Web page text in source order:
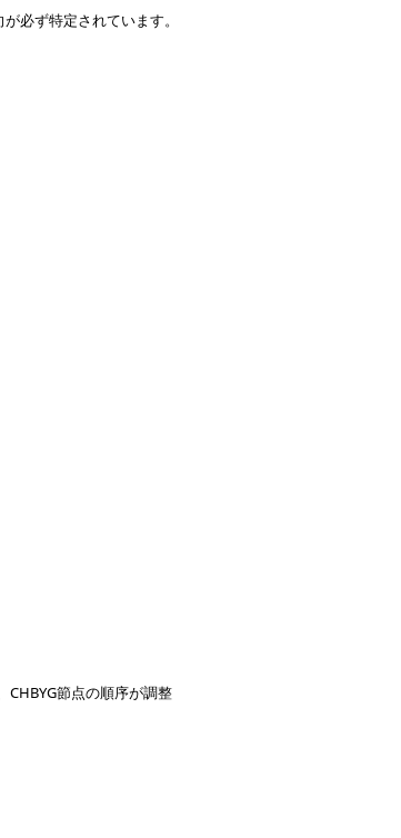
必ず特定されています。
CHBYG節点の順序が調整